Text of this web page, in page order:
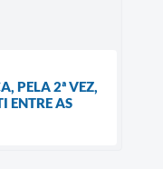
PELA 2ª VEZ,
ENTRE AS